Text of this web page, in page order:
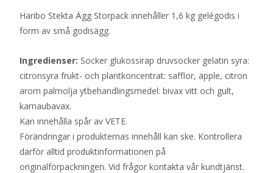
Haribo Stekta Ägg Storpack innehåller 1,6 kg gelégodis i
form av små godisägg.
Ingredienser: Socker glukossirap druvsocker gelatin syra:
citronsyra frukt- och plantkoncentrat: safflor, äpple, citron
arom palmolja ytbehandlingsmedel: bivax vitt och gult,
karnaubavax.
Kan innehålla spår av VETE.
Förändringar i produkternas innehåll kan ske. Kontrollera
därför alltid produktinformationen på
originalförpackningen. Vid frågor kontakta vår kundtjänst.